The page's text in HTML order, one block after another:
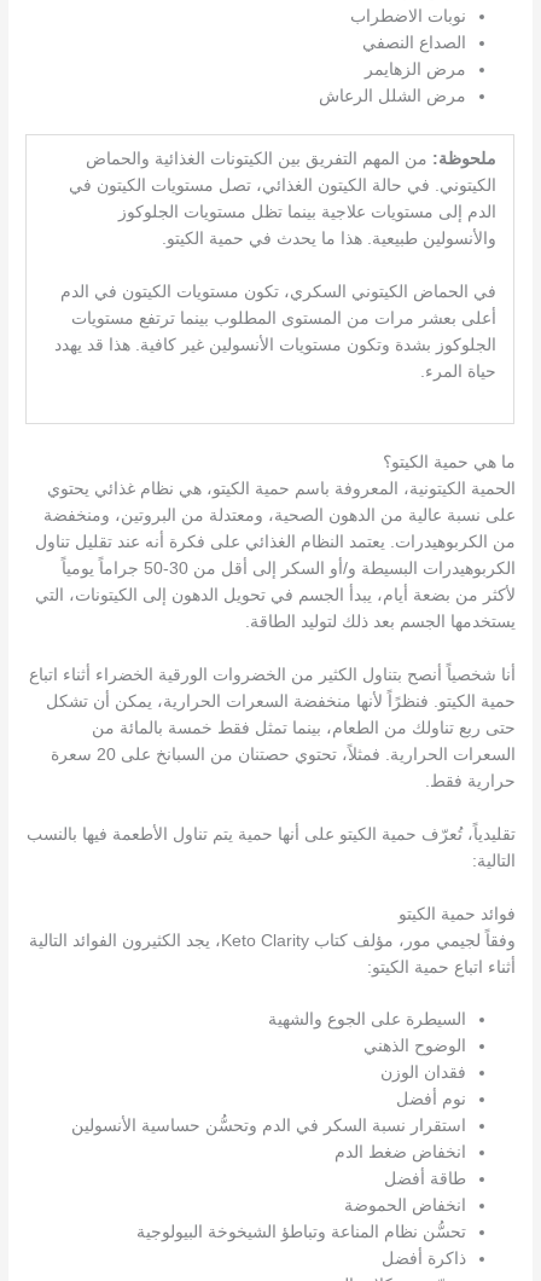
نوبات الاضطراب
الصداع النصفي
مرض الزهايمر
مرض الشلل الرعاش
ملحوظة: من المهم التفريق بين الكيتونات الغذائية والحماض
الكيتوني. في حالة الكيتون الغذائي، تصل مستويات الكيتون في
الدم إلى مستويات علاجية بينما تظل مستويات الجلوكوز
والأنسولين طبيعية. هذا ما يحدث في حمية الكيتو.
في الحماض الكيتوني السكري، تكون مستويات الكيتون في الدم
أعلى بعشر مرات من المستوى المطلوب بينما ترتفع مستويات
الجلوكوز بشدة وتكون مستويات الأنسولين غير كافية. هذا قد يهدد
حياة المرء.
ما هي حمية الكيتو؟
الحمية الكيتونية، المعروفة باسم حمية الكيتو، هي نظام غذائي يحتوي
على نسبة عالية من الدهون الصحية، ومعتدلة من البروتين، ومنخفضة
من الكربوهيدرات. يعتمد النظام الغذائي على فكرة أنه عند تقليل تناول
الكربوهيدرات البسيطة و/أو السكر إلى أقل من 30-50 جراماً يومياً
لأكثر من بضعة أيام، يبدأ الجسم في تحويل الدهون إلى الكيتونات، التي
يستخدمها الجسم بعد ذلك لتوليد الطاقة.
أنا شخصياً أنصح بتناول الكثير من الخضروات الورقية الخضراء أثناء اتباع
حمية الكيتو. فنظرًاً لأنها منخفضة السعرات الحرارية، يمكن أن تشكل
حتى ربع تناولك من الطعام، بينما تمثل فقط خمسة بالمائة من
السعرات الحرارية. فمثلاً، تحتوي حصتنان من السبانخ على 20 سعرة
حرارية فقط.
تقليدياً، تُعرّف حمية الكيتو على أنها حمية يتم تناول الأطعمة فيها بالنسب
التالية:
فوائد حمية الكيتو
وفقاً لجيمي مور، مؤلف كتاب Keto Clarity، يجد الكثيرون الفوائد التالية
أثناء اتباع حمية الكيتو:
السيطرة على الجوع والشهية
الوضوح الذهني
فقدان الوزن
نوم أفضل
استقرار نسبة السكر في الدم وتحسُّن حساسية الأنسولين
انخفاض ضغط الدم
طاقة أفضل
انخفاض الحموضة
تحسُّن نظام المناعة وتباطؤ الشيخوخة البيولوجية
ذاكرة أفضل